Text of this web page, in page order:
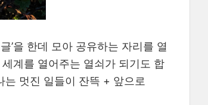
’을 한데 모아 공유하는 자리를 열
계를 열어주는 열쇠가 되기도 합
는 멋진 일들이 잔뜩 + 앞으로